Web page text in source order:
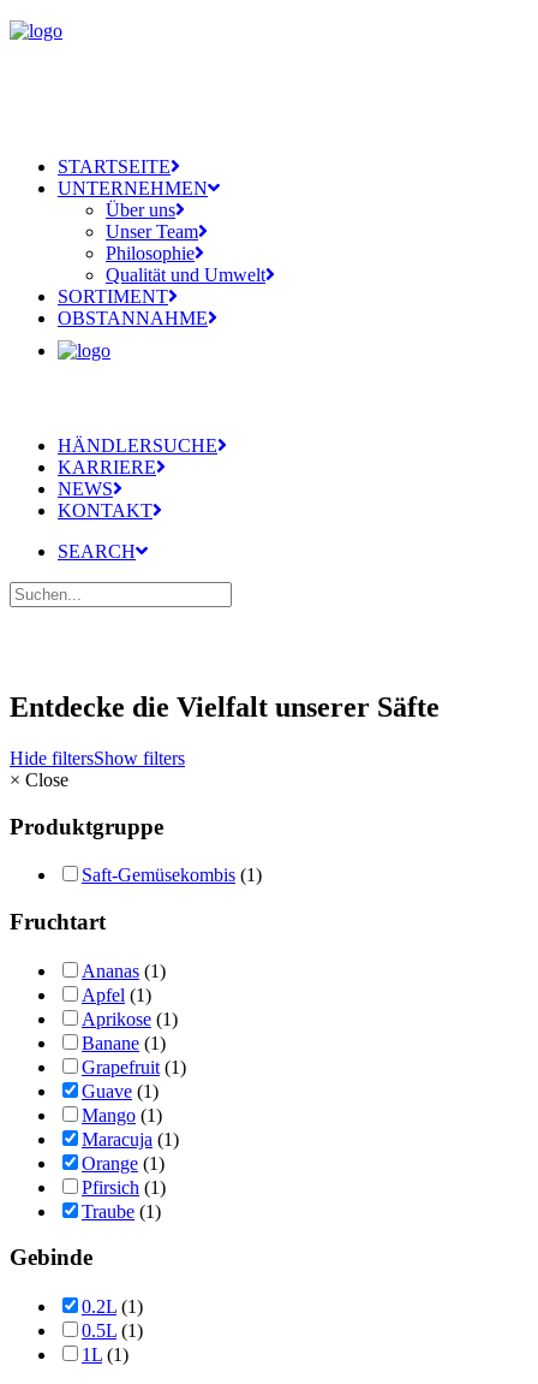
STARTSEITE
UNTERNEHMEN
Über uns
Unser Team
Philosophie
Qualität und Umwelt
SORTIMENT
OBSTANNAHME
HÄNDLERSUCHE
KARRIERE
NEWS
KONTAKT
SEARCH
Entdecke die Vielfalt unserer Säfte
Hide filtersShow filters
× Close
Produktgruppe
Saft-Gemüsekombis (1)
Fruchtart
Ananas (1)
Apfel (1)
Aprikose (1)
Banane (1)
Grapefruit (1)
Guave (1)
Mango (1)
Maracuja (1)
Orange (1)
Pfirsich (1)
Traube (1)
Gebinde
0.2L (1)
0.5L (1)
1L (1)